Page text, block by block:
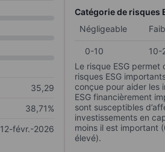
35,29
38,71%
12-févr.-2026
Catégorie de risques
Négligeable
0-10 10-
Le risque ESG
risques ESG
conçue pour aider les
ESG financièrement
sont susceptibles
investissements en
moins il est important
élevé).